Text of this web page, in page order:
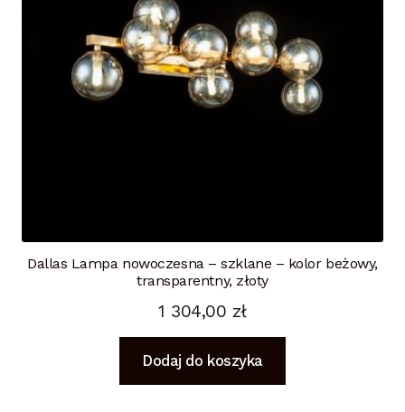
Dallas Lampa nowoczesna – szklane – kolor beżowy,
transparentny, złoty
1 304,00 zł
Dodaj do koszyka